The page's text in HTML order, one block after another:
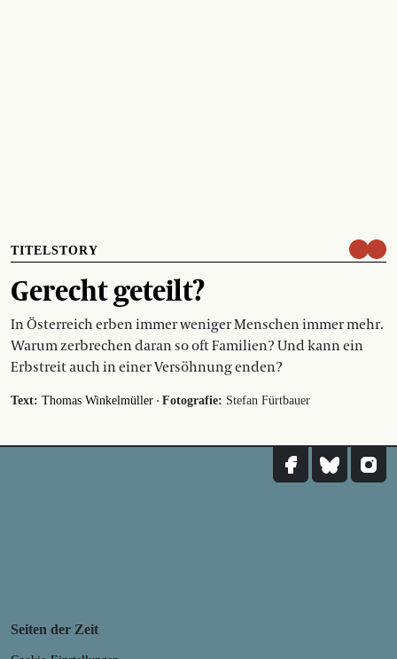
TITELSTORY
Gerecht geteilt?
In Österreich erben immer weniger Menschen immer mehr.
Warum zerbrechen daran so oft Familien? Und kann ein
Erbstreit auch in einer Versöhnung enden?
Text: Thomas Winkelmüller · Fotografie: Stefan Fürtbauer
Seiten der Zeit